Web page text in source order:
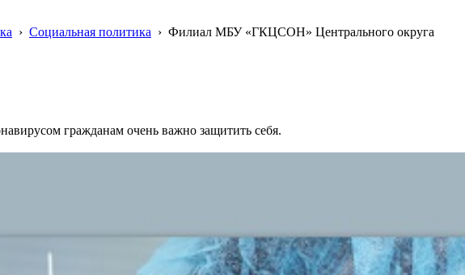
› Социальная политика › Филиал МБУ «ГКЦСОН» Центрального округа
гражданам очень важно защитить себя.